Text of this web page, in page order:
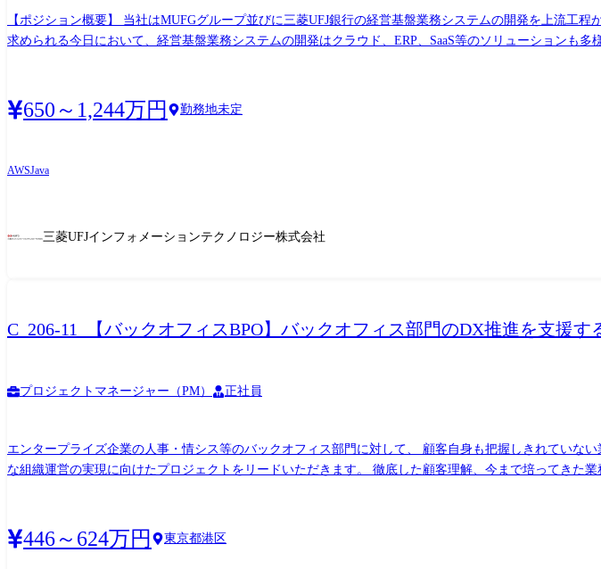
【ポジション概要】 当社はMUFGグループ並びに三菱UFJ銀行の経営基盤業務システムの開発を上流工
求められる今日において、経営基盤業務システムの開発はクラウド、ERP、SaaS等のソリューションも
す。 【業務内容】 (雇入れ直後) 三菱UFJ銀行及びMUFGグループの経営基盤業務を支える以下いずれかの業務システムの開発・保守をご担当頂きます。 ・財務会計、決算ERP ・富裕層顧客
への提案支援システム (変更の範囲) 会社の定める業務 【役割・責任】 業務内容欄に記載したMUFG向けシステムの開発・保守を、ご経験・適性に応じて以下2ついずれかの役割を担ってい
テスト・運用を主導する 【配属想定部署】 情報本部 関西データ戦略部 【配属想定部署概要】 2026年4月に関西に新組織を組成。関西にて、以下の業務システムの開発保守を担う。 ・
部に在籍し、開発作業の一部をご担当頂くビジネスパートナー各社。 【想定担当案件(例)】 ●財務会計システムの開発 MUFG全体の資金異動を伴う取引情報を一括収集し、銀行および持株
盛。顧客情報の一元管理、資産シミュレーション機能、外部情報等を活用する複数システム群で構成さ
650～1,244万円 勤務地未定
AWSJava
三菱UFJインフォメーションテクノロジー株式会社
C_206-11_【バックオフィスBPO】バックオフィス部門のDX推進を支援す
プロジェクトマネージャー（PM） 正社員
エンタープライズ企業の人事・情シス等のバックオフィス部門に対して、 顧客自身も把握しきれていな
な組織運営の実現に向けたプロジェクトをリードいただきます。 徹底した顧客理解、今まで培ってきた
算・勤怠管理の運用といった最適化支援に向けたプロセス改善を行います。 ゆくゆくは、シェアードサ
ジェクトをリードいただきます。 担当職種の変更の範囲:会社の定める職種(出向を命じることがあり、そ
446～624万円 東京都港区